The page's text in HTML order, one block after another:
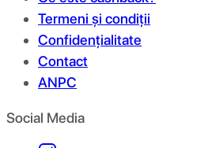
Termeni și condiții
Confidențialitate
Contact
ANPC
Social Media